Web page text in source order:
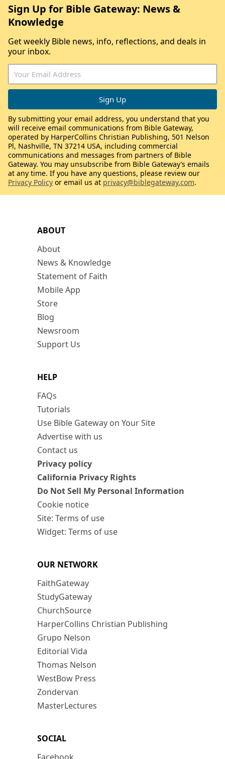
ABOUT
About
News & Knowledge
Statement of Faith
Mobile App
Store
Blog
Newsroom
Support Us
HELP
FAQs
Tutorials
Use Bible Gateway on Your Site
Advertise with us
Contact us
Privacy policy
California Privacy Rights
Do Not Sell My Personal Information
Cookie notice
Site: Terms of use
Widget: Terms of use
OUR NETWORK
FaithGateway
StudyGateway
ChurchSource
HarperCollins Christian Publishing
Grupo Nelson
Editorial Vida
Thomas Nelson
WestBow Press
Zondervan
MasterLectures
SOCIAL
Sign Up for Bible Gateway: News &
Knowledge
Get weekly Bible news, info, reflections, and deals in
your inbox.
By submitting your email address, you understand that you
will receive email communications from Bible Gateway,
operated by HarperCollins Christian Publishing, 501 Nelson
Pl, Nashville, TN 37214 USA, including commercial
communications and messages from partners of Bible
Gateway. You may unsubscribe from Bible Gateway’s emails
at any time. If you have any questions, please review our
Privacy Policy or email us at privacy@biblegateway.com.